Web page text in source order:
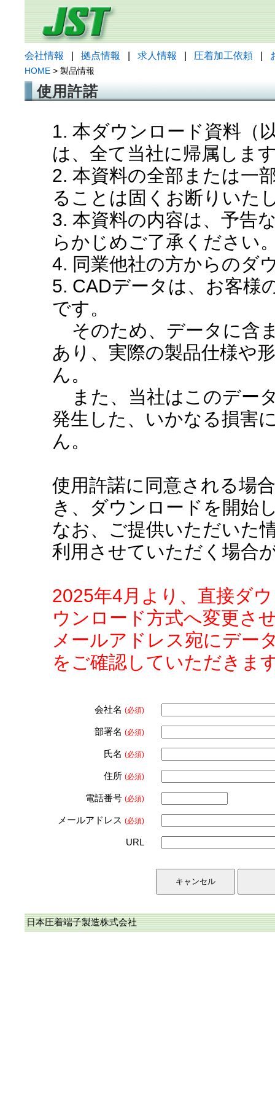
会社情報 拠点情報 求人情報 圧着加工依頼
HOME > 製品情報
使用許諾
1. 本ダウンロード資料（
は、全て当社に帰属しま
2. 本資料の全部または一
ることは固くお断りいた
3. 本資料の内容は、予告
らかじめご了承ください
4. 同業他社の方からのダ
5. CADデータは、お客様
です。
そのため、データに含
あり、実際の製品仕様や
ん。
また、当社はこのデー
発生した、いかなる損害
ん。
使用許諾に同意される場
き、ダウンロードを開始
なお、ご提供いただいた
利用させていただく場合
2025年4月より、直接ダ
ウンロード方式へ変更さ
メールアドレス宛にデー
をご確認していただきま
会社名 (必須)
部署名 (必須)
氏名 (必須)
住所 (必須)
電話番号 (必須)
メールアドレス (必須)
URL
日本圧着端子製造株式会社